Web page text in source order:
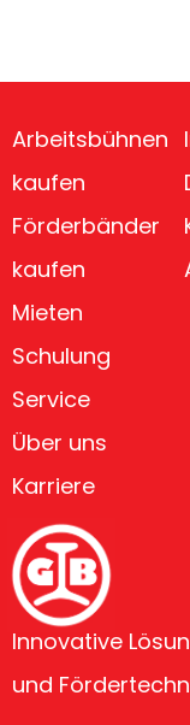
Innovative
und
Arbeitsbühnen
kaufen
Förderbänder
kaufen
Mieten
Schulung
Service
Über uns
Karriere